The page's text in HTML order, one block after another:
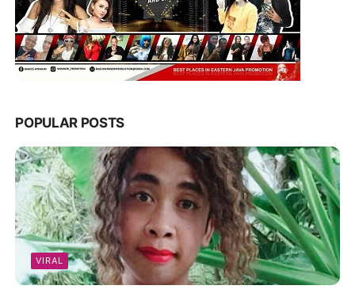
POPULAR POSTS
VIRAL